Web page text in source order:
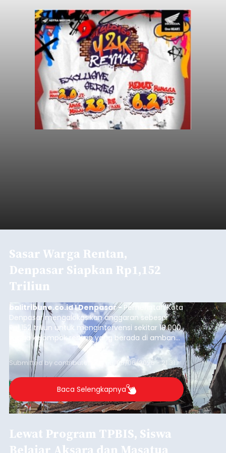
Sasar Warga Rentan,
Denpasar Siapkan Rp1,152
Triliun
balitribune.co.id I Denpasar - Pemerintah Kota
Denpasar mengalokasikan anggaran sebesar
Rp1,152 triliun untuk mengintervensi sekitar 18.000
warga kelompok rentan yang berada di ambang
garis kemiskinan. Langkah strategis ini diambil
guna menjaga masyarakat yang berada pada
kelompok desil 5 dan 6 tersebut agar tidak
merosot ke kategori miskin.
Submitted by contributor Thu, 08/06/2026 - 21:31
Baca Selengkapnya
Lewat Program TPBIS, Siswa